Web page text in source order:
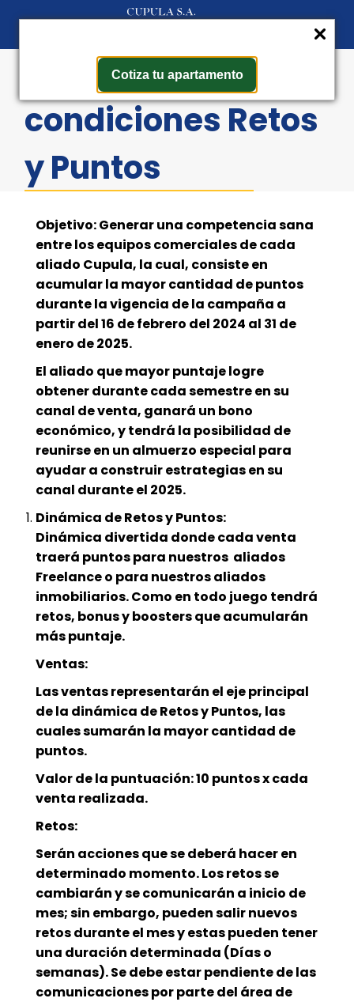
Cotiza tu apartamento
Términos y
condiciones Retos
y Puntos
Objetivo: Generar una competencia sana
entre los equipos comerciales de cada
aliado Cupula, la cual, consiste en
acumular la mayor cantidad de puntos
durante la vigencia de la campaña a
partir del 16 de febrero del 2024 al 31 de
enero de 2025.
El aliado que mayor puntaje logre
obtener durante cada semestre en su
canal de venta, ganará un bono
económico, y tendrá la posibilidad de
reunirse en un almuerzo especial para
ayudar a construir estrategias en su
canal durante el 2025.
Dinámica de Retos y Puntos:
Dinámica divertida donde cada venta
traerá puntos para nuestros aliados
Freelance o para nuestros aliados
inmobiliarios. Como en todo juego tendrá
retos, bonus y boosters que acumularán
más puntaje.
Ventas:
Las ventas representarán el eje principal
de la dinámica de Retos y Puntos, las
cuales sumarán la mayor cantidad de
puntos.
Valor de la puntuación: 10 puntos x cada
venta realizada.
Retos:
Serán acciones que se deberá hacer en
determinado momento. Los retos se
cambiarán y se comunicarán a inicio de
mes; sin embargo, pueden salir nuevos
retos durante el mes y estas pueden tener
una duración determinada (Días o
semanas). Se debe estar pendiente de las
comunicaciones por parte del área de